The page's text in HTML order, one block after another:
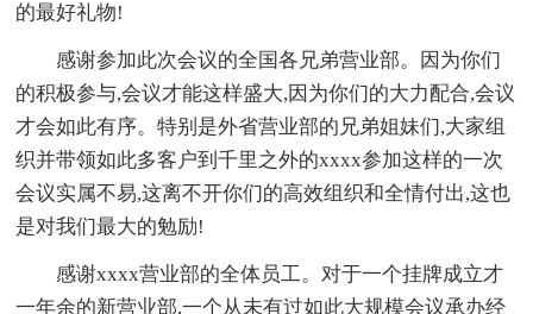
的最好礼物!
感谢参加此次会议的全国各兄弟营业部。因为你们
的积极参与,会议才能这样盛大,因为你们的大力配合,会议
才会如此有序。特别是外省营业部的兄弟姐妹们,大家组
织并带领如此多客户到千里之外的xxxx参加这样的一次
会议实属不易,这离不开你们的高效组织和全情付出,这也
是对我们最大的勉励!
感谢xxxx营业部的全体员工。对于一个挂牌成立才
一年余的新营业部,一个从未有过如此大规模会议承办经